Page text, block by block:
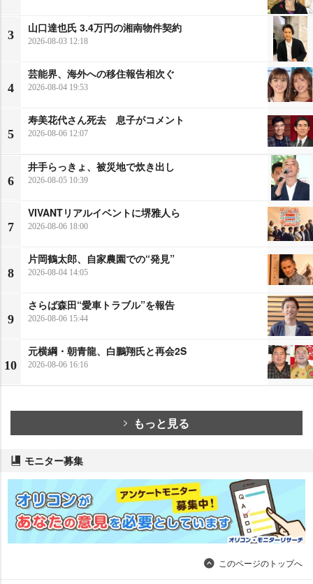
3
山口達也氏 3.4万円の湘南物件契約
2026-08-03 12:18
4
芸能界、海外への移住報告相次ぐ
2026-08-04 19:53
5
寿美花代さん死去 息子がコメント
2026-08-06 12:07
6
井手らっきょ、被災地で炊き出し
2026-08-05 10:39
7
VIVANTリアルイベントに堺雅人ら
2026-08-06 18:00
8
片岡鶴太郎、自家農園での“発見”
2026-08-04 14:05
9
さらば森田“愛車トラブル”を報告
2026-08-06 15:44
10
元横綱・朝青龍、白鵬翔氏と再会2S
2026-08-06 16:16
もっと見る
モニター募集
このページのトップへ